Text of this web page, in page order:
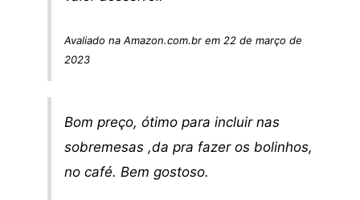
Avaliado na Amazon.com.br em 22 de março de
2023
Bom preço, ótimo para incluir nas
sobremesas ,da pra fazer os bolinhos,
no café. Bem gostoso.